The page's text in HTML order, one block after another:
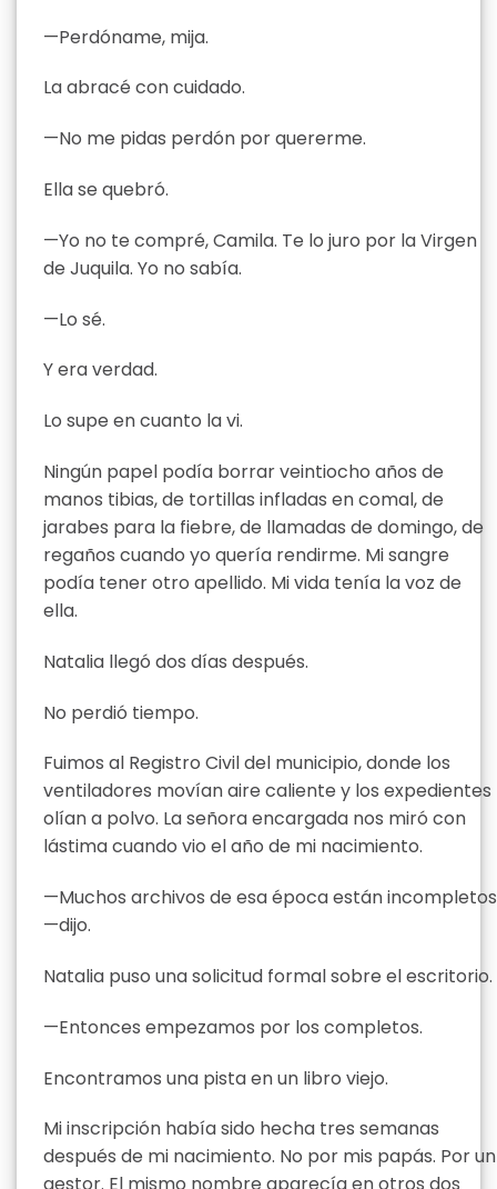
—Perdóname, mija.
La abracé con cuidado.
—No me pidas perdón por quererme.
Ella se quebró.
—Yo no te compré, Camila. Te lo juro por la Virgen
de Juquila. Yo no sabía.
—Lo sé.
Y era verdad.
Lo supe en cuanto la vi.
Ningún papel podía borrar veintiocho años de
manos tibias, de tortillas infladas en comal, de
jarabes para la fiebre, de llamadas de domingo, de
regaños cuando yo quería rendirme. Mi sangre
podía tener otro apellido. Mi vida tenía la voz de
ella.
Natalia llegó dos días después.
No perdió tiempo.
Fuimos al Registro Civil del municipio, donde los
ventiladores movían aire caliente y los expedientes
olían a polvo. La señora encargada nos miró con
lástima cuando vio el año de mi nacimiento.
—Muchos archivos de esa época están incompletos
—dijo.
Natalia puso una solicitud formal sobre el escritorio.
—Entonces empezamos por los completos.
Encontramos una pista en un libro viejo.
Mi inscripción había sido hecha tres semanas
después de mi nacimiento. No por mis papás. Por un